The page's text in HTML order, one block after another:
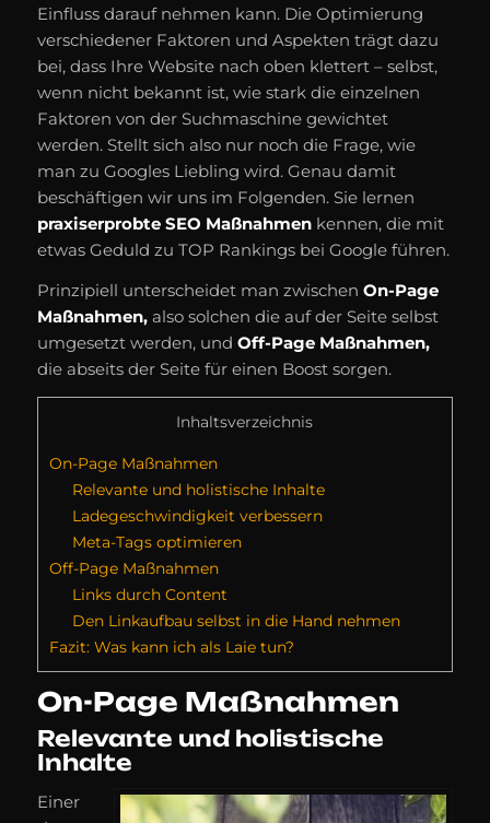
Einfluss darauf nehmen kann. Die Optimierung
verschiedener Faktoren und Aspekten trägt dazu
bei, dass Ihre Website nach oben klettert – selbst,
wenn nicht bekannt ist, wie stark die einzelnen
Faktoren von der Suchmaschine gewichtet
werden. Stellt sich also nur noch die Frage, wie
man zu Googles Liebling wird. Genau damit
beschäftigen wir uns im Folgenden. Sie lernen
praxiserprobte SEO Maßnahmenkennen, die mit
etwas Geduld zu TOP Rankings bei Google führen.
Prinzipiell unterscheidet man zwischen On-Page
Maßnahmen,also solchen die auf der Seite selbst
umgesetzt werden, und Off-Page Maßnahmen,
die abseits der Seite für einen Boost sorgen.
Inhaltsverzeichnis
On-Page Maßnahmen
Relevante und holistische Inhalte
Ladegeschwindigkeit verbessern
Meta-Tags optimieren
Off-Page Maßnahmen
Links durch Content
Den Linkaufbau selbst in die Hand nehmen
Fazit: Was kann ich als Laie tun?
On-Page Maßnahmen
Relevante und holistische
Inhalte
Einer